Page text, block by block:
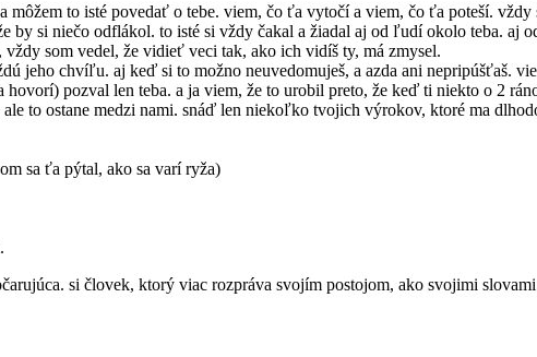
to isté povedať o tebe. viem, čo ťa vytočí a viem, čo ťa poteší.
by si niečo odflákol. to isté si vždy čakal a žiadal aj od ľudí okolo teba. aj
som vedel, že vidieť veci tak, ako ich vidíš ty, má zmysel.
jeho chvíľu. aj keď si to možno neuvedomuješ, a azda ani nepripúšťaš.
pozval len teba. a ja viem, že to urobil preto, že keď ti niekto o 2
to ostane medzi nami. snáď len niekoľko tvojich výrokov, ktoré ma
sa ťa pýtal, ako sa varí ryža)
si človek, ktorý viac rozpráva svojím postojom, ako svojimi